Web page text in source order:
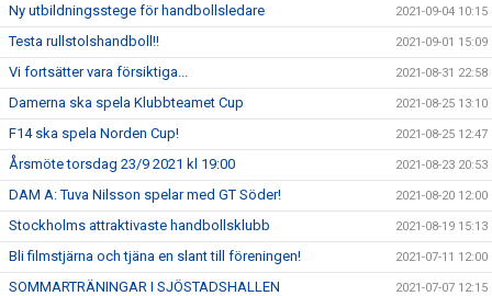
Ny utbildningsstege för handbollsledare 2021-09-04 10:15
Testa rullstolshandboll!! 2021-09-01 15:09
Vi fortsätter vara försiktiga... 2021-08-31 22:58
Damerna ska spela Klubbteamet Cup 2021-08-25 13:10
F14 ska spela Norden Cup! 2021-08-25 12:47
Årsmöte torsdag 23/9 2021 kl 19:00 2021-08-23 20:53
DAM A: Tuva Nilsson spelar med GT Söder! 2021-08-20 12:00
Stockholms attraktivaste handbollsklubb 2021-08-19 15:13
Bli filmstjärna och tjäna en slant till föreningen! 2021-07-11 12:00
SOMMARTRÄNINGAR I SJÖSTADSHALLEN 2021-07-07 12:15